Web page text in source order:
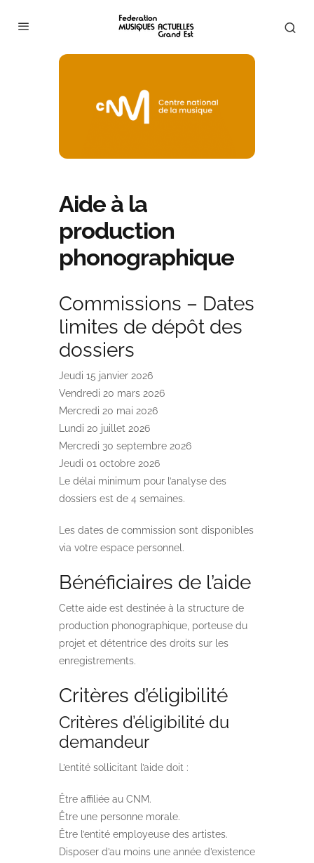
Aide à la
production
phonographique
Commissions – Dates
limites de dépôt des
dossiers
Jeudi 15 janvier 2026
Vendredi 20 mars 2026
Mercredi 20 mai 2026
Lundi 20 juillet 2026
Mercredi 30 septembre 2026
Jeudi 01 octobre 2026
Le délai minimum pour l’analyse des
dossiers est de 4 semaines.
Les dates de commission sont disponibles
via votre espace personnel.
Bénéficiaires de l’aide
Cette aide est destinée à la structure de
production phonographique, porteuse du
projet et détentrice des droits sur les
enregistrements.
Critères d’éligibilité
Critères d’éligibilité du
demandeur
L’entité sollicitant l’aide doit :
Être affiliée au CNM.
Être une personne morale.
Être l’entité employeuse des artistes.
Disposer d’au moins une année d’existence